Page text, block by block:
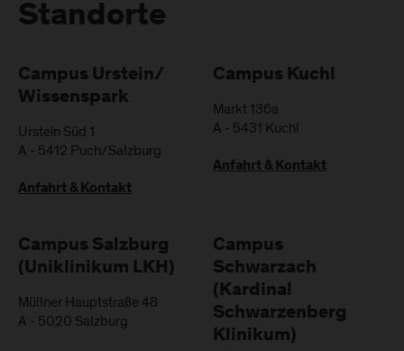
Standorte
Campus Urstein/
Wissenspark
Urstein Süd 1
A - 5412 Puch/Salzburg
Anfahrt & Kontakt
Campus Kuchl
Markt 136a
A - 5431 Kuchl
Anfahrt & Kontakt
Campus Salzburg
(Uniklinikum LKH)
Müllner Hauptstraße 48
A - 5020 Salzburg
Campus
Schwarzach
(Kardinal
Schwarzenberg
Klinikum)